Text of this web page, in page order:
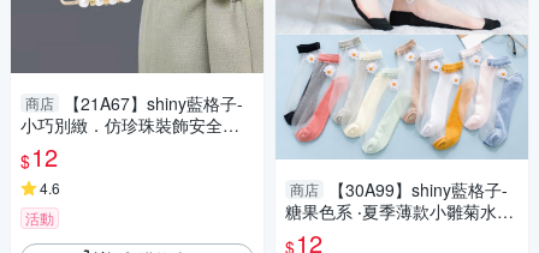
商店
【21A67】shiny藍格子-
小巧別緻．仿珍珠裝飾安全別
針收腰扣/防走光衣服扣外套扣
$12
4.6
活動
商店
【30A99】shiny藍格子-
糖果色系 ‧夏季薄款小雛菊水晶
玻璃絲襪短襪
$12